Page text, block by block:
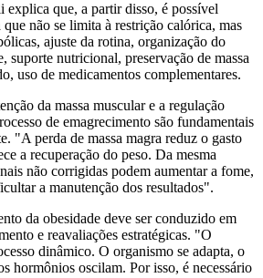
que, a partir disso, é possível
que não se limita à restrição calórica, mas
ajuste da rotina, organização do
suporte nutricional, preservação de massa
uso de medicamentos complementares.
da massa muscular e a regulação
de emagrecimento são fundamentais
"A perda de massa magra reduz o gasto
a recuperação do peso. Da mesma
não corrigidas podem aumentar a fome,
a manutenção dos resultados".
da obesidade deve ser conduzido em
e reavaliações estratégicas. "O
dinâmico. O organismo se adapta, o
hormônios oscilam. Por isso, é necessário